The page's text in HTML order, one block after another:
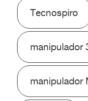
Tecnospiro
manipulador
manipulador